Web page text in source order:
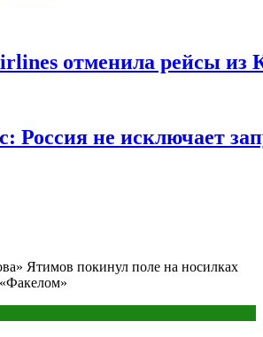
отменила рейсы из
Россия не исключает
Ятимов покинул поле на носилках